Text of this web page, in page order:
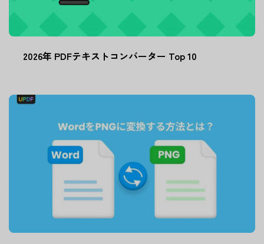
2026年 PDFテキストコンバーター Top 10